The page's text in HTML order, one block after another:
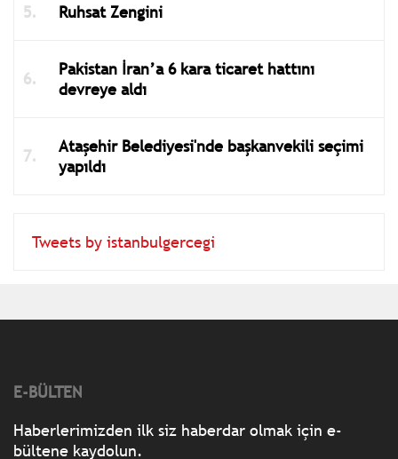
Ruhsat Zengini
Pakistan İran’a 6 kara ticaret hattını
devreye aldı
Ataşehir Belediyesi'nde başkanvekili seçimi
yapıldı
Tweets by istanbulgercegi
E-BÜLTEN
Haberlerimizden ilk siz haberdar olmak için e-
bültene kaydolun.